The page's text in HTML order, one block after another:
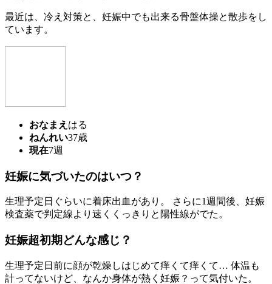
最近は、冷え対策と、妊娠中でも出来る骨盤体操と散歩をし
ています。
おなまえ はる
ねんれい37歳
現在7週
妊娠に気づいたのはいつ？
生理予定日ぐらいに着床出血があり。 さらに1週間後、妊娠
検査薬で判定線より速くくっきりと陽性線がでた。
妊娠超初期どんな感じ？
生理予定日前に顔が乾燥しはじめて痒くて痒くて… 体温も
計ってないけど、なんか身体が熱く妊娠？って気付いた。